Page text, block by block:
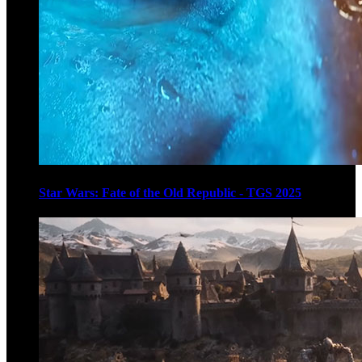
Star Wars: Fate of the Old Republic - TGS 2025